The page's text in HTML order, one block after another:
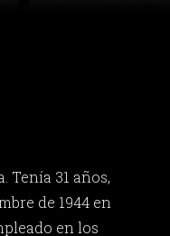
Tenía 31 años,
de 1944 en
en los